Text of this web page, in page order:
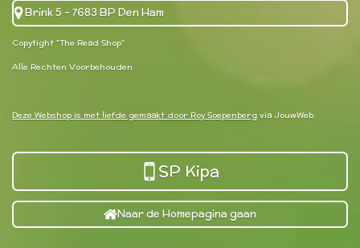
Brink 5 - 7683 BP Den Ham
Copytight "The Read Shop"
Alle Rechten Voorbehouden
Deze Webshop is met liefde gemaakt door Roy Soepenberg via JouwWeb.
SP Kipa
Naar de Homepagina gaan